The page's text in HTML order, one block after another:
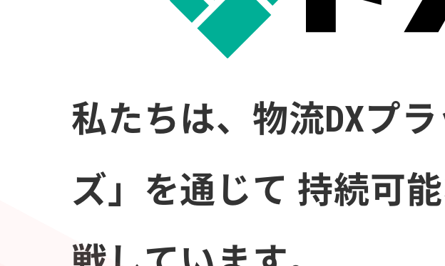
私たちは、物流DXプ
ズ」を通じて 持続可